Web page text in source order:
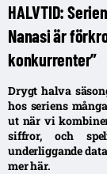
HALVTID:
Nanasi är
konkurrenter”
Drygt halva
hos seriens
ut när vi
siffror, och
underliggande
mer här.